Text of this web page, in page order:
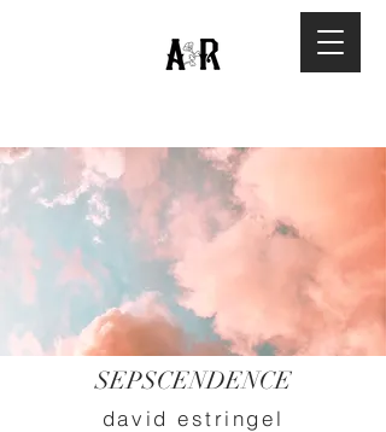
SEPSCENDENCE
david estringel